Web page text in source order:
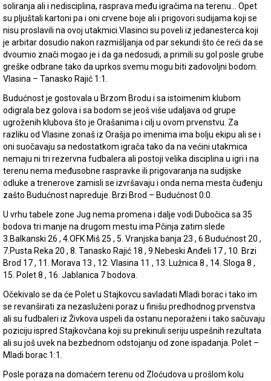
soliranja ali i nedisciplina, rasprava među igračima na terenu… Opet
su pljuštali kartoni pa i oni crvene boje ali i prigovori sudijama koji se
nisu proslavili na ovoj utakmici.Vlasinci su poveli iz jedanesterca koji
je arbitar dosudio nakon razmišljanja od par sekundi što će reći da se
dvoumio znači mogao je i da ga nedosudi, a primili su gol posle grube
greške odbrane tako da uprkos svemu mogu biti zadovoljni bodom.
Vlasina – Tanasko Rajić 1:1.
Budućnost je gostovala u Brzom Brodu i sa istoimenim klubom
odigrala bez golova i sa bodom se jeoš više udaljava od grupe
ugroženih klubova što je Orašanima i cilj u ovom prvenstvu. Za
razliku od Vlasine zonaš iz Orašja po imenima ima bolju ekipu ali se i
oni suočavaju sa nedostatkom igrača tako da na većini utakmica
nemaju ni tri rezervna fudbalera ali postoji velika disciplina u igri i na
terenu nema međusobne raspravke ili prigovaranja na sudijske
odluke a trenerove zamisli se izvršavaju i onda nema mesta čuđenju
zašto Budućnost napreduje. Brzi Brod – Budućnost 0:0.
U vrhu tabele zone Jug nema promena i dalje vodi Dubočica sa 35
bodova tri manje na drugom mestu ima Pčinja zatim slede
3.Balkanski 26 , 4.OFK Miš 25 , 5. Vranjska banja 23 , 6.Budućnost 20 ,
7.Pusta Reka 20 , 8. Tanasko Rajić 18 , 9.Nebeski Anđeli 17 , 10. Brzi
Brod 17 , 11. Morava 13 , 12. Vlasina 11 , 13. Lužnica 8 , 14. Sloga 8 ,
15. Polet 8 , 16. Jablanica 7 bodova.
Očekivalo se da će Polet u Stajkovcu savladati Mladi borac i tako im
se revanširati za nezasluženi poraz u finišu predhodnog prvenstva
ali su fudbaleri iz Živkova uspeli da ostanu neporaženi i tako sačuvaju
poziciju ispred Stajkovčana koji su prekinuli seriju uspešnih rezultata
ali su još uvek na bezbednom odstojanju od zone ispadanja. Polet –
Mladi borac 1:1.
Posle poraza na domaćem terenu od Zloćudova u prošlom kolu